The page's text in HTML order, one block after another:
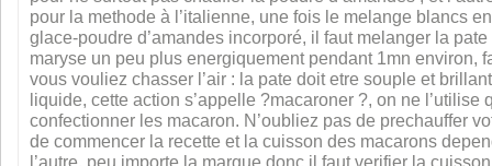
pour la methode à l’italienne, une fois le melange blancs
glace-poudre d’amandes incorporé, il faut melanger la pate
maryse un peu plus energiquement pendant 1mn environ,
vous vouliez chasser l’air : la pate doit etre souple et
liquide, cette action s’appelle ?macaroner ?, on ne l’utilise
confectionner les macaron. N’oubliez pas de prechauffer
de commencer la recette et la cuisson des macarons